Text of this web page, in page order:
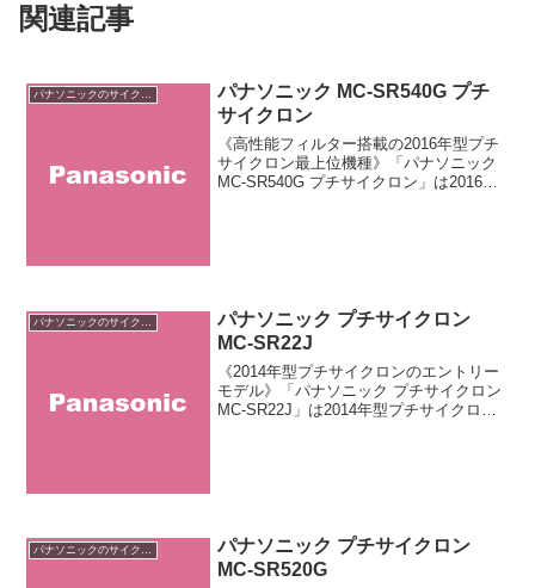
関連記事
パナソニック MC-SR540G プチ
サイクロン
《高性能フィルター搭載の2016年型プチ
サイクロン最上位機種》「パナソニック
MC-SR540G プチサイクロン」は2016年
パナソニック プチサイクロン
MC-SR22J
《2014年型プチサイクロンのエントリー
モデル》「パナソニック プチサイクロン
MC-SR22J」は2014年型プチサイクロン
パナソニック プチサイクロン
MC-SR520G